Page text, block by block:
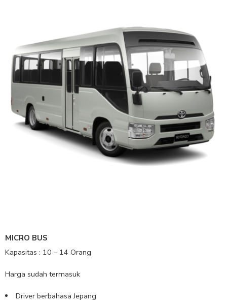
MICRO BUS
Kapasitas : 10 – 14 Orang
Harga sudah termasuk
Driver berbahasa Jepang